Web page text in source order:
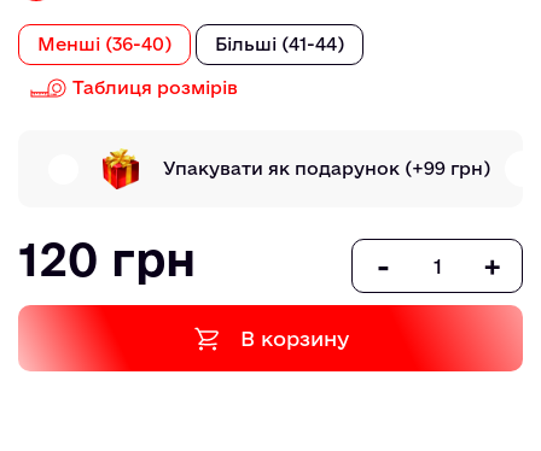
Менші (36-40) Більші (41-44)
Таблиця розмірів
Упакувати як подарунок (+99 грн)
120 грн - +
В корзину